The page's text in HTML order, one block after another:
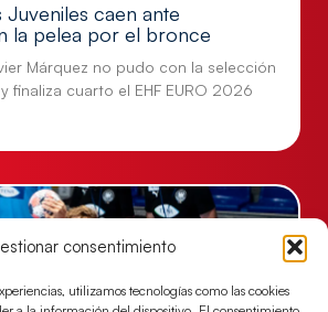
consentimiento
utilizamos tecnologías como las cookies
Juveniles caen ante
la pelea por el bronce
Márquez no pudo con la selección
finaliza cuarto el EHF EURO 2026